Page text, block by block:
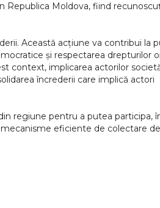
Republica Moldova, fiind
Această acțiune va contribui la
și respectarea drepturilor
context, implicarea actorilor
încrederii care implică actori
regiune pentru a putea participa,
eficiente de colectare